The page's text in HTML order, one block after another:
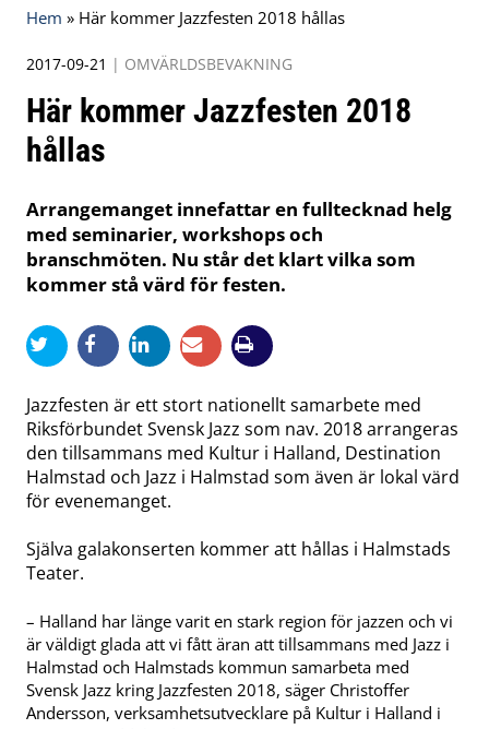
Hem » Här kommer Jazzfesten 2018 hållas
2017-09-21 | OMVÄRLDSBEVAKNING
Här kommer Jazzfesten 2018
hållas
Arrangemanget innefattar en fulltecknad helg
med seminarier, workshops och
branschmöten. Nu står det klart vilka som
kommer stå värd för festen.
Jazzfesten är ett stort nationellt samarbete med
Riksförbundet Svensk Jazz som nav. 2018 arrangeras
den tillsammans med Kultur i Halland, Destination
Halmstad och Jazz i Halmstad som även är lokal värd
för evenemanget.
Själva galakonserten kommer att hållas i Halmstads
Teater.
– Halland har länge varit en stark region för jazzen och vi
är väldigt glada att vi fått äran att tillsammans med Jazz i
Halmstad och Halmstads kommun samarbeta med
Svensk Jazz kring Jazzfesten 2018, säger Christoffer
Andersson, verksamhetsutvecklare på Kultur i Halland i